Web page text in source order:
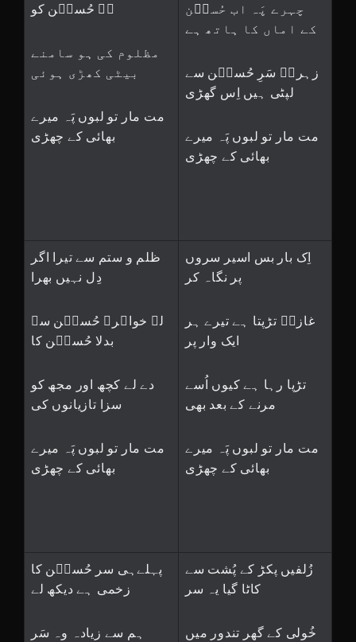
ہے حُسیؑن کو
مظلوم کی ہو سامنے
بیٹی کھڑی ہوئی
مت مار تو لبوں پَہ میرے
بھائی کے چھڑی
چہرے پَہ اب حُسیؑن
کے اماں کا ہاتھ ہے
زہرہؑ سَرِ حُسیؑن سے
لپٹی ہیں اِس گھڑی
مت مار تو لبوں پَہ میرے
بھائی کے چھڑی
ظلم و ستم سے تیرا اگر
دِل نہیں بھرا
لے خواہرے حُسیؑن سے
بدلا حُسیؑن کا
دے لے کچھ اور مجھ کو
سزا تازیانوں کی
مت مار تو لبوں پَہ میرے
بھائی کے چھڑی
اِک بار بس اسیر سروں
پر نگاہ کر
غازیؑ تڑپتا ہے تیرے ہر
ایک وار پر
تڑپا رہا ہے کیوں اُسے
مرنے کے بعد بھی
مت مار تو لبوں پَہ میرے
بھائی کے چھڑی
پہلےہی سر حُسیؑن کا
زخمی ہے دیکھ لے
ہم سے زیادہ وہ سَر
زُلفیں پکڑ کے پُشت سے
کاٹا گیا یہ سر
خُولی کے گھر تندور میں